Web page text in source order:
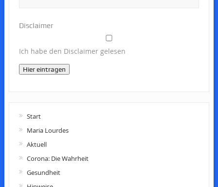
Disclaimer
Ich habe den Disclaimer gelesen
Hier eintragen
Start
Maria Lourdes
Aktuell
Corona: Die Wahrheit
Gesundheit